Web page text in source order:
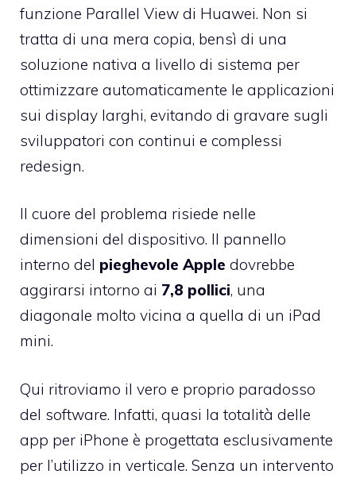
funzione Parallel View di Huawei. Non si
tratta di una mera copia, bensì di una
soluzione nativa a livello di sistema per
ottimizzare automaticamente le applicazioni
sui display larghi, evitando di gravare sugli
sviluppatori con continui e complessi
redesign.
Il cuore del problema risiede nelle
dimensioni del dispositivo. Il pannello
interno del pieghevole Apple dovrebbe
aggirarsi intorno ai 7,8 pollici, una
diagonale molto vicina a quella di un iPad
mini.
Qui ritroviamo il vero e proprio paradosso
del software. Infatti, quasi la totalità delle
app per iPhone è progettata esclusivamente
per l’utilizzo in verticale. Senza un intervento